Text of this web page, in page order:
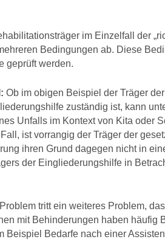
im Einzelfall der
Bedingungen ab. Diese
geprüft werden.
Ob im obigen Beispiel der Träger
zuständig ist, kann
Unfalls im Kontext von Kita oder
ist vorrangig der Träger der
ihren Grund dagegen nicht in
der Eingliederungshilfe in
tritt ein weiteres Problem,
mit Behinderungen haben häufig
Beispiel Bedarfe nach einer